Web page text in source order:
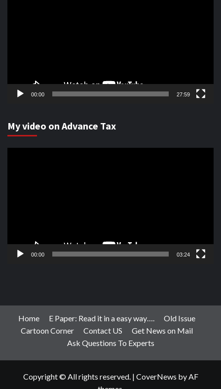
00:00 27:59
My video on Advance Tax
00:00 03:24
Home E Paper: Read it in a easy way….
Old Issue
Cartoon Corner
Contact US
Get News on Mail
Ask Questions To Experts
Copyright © All rights reserved. | CoverNews by AF